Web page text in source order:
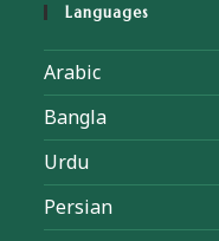
Languages
Arabic
Bangla
Urdu
Persian